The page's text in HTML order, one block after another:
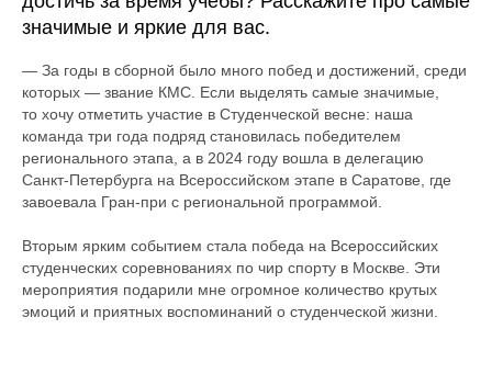
значимые и яркие для вас.
— За годы в сборной было много побед и достижений, среди
которых — звание КМС. Если выделять самые значимые,
то хочу отметить участие в Студенческой весне: наша
команда три года подряд становилась победителем
регионального этапа, а в 2024 году вошла в делегацию
Санкт-Петербурга на Всероссийском этапе в Саратове, где
завоевала Гран-при с региональной программой.
Вторым ярким событием стала победа на Всероссийских
студенческих соревнованиях по чир спорту в Москве. Эти
мероприятия подарили мне огромное количество крутых
эмоций и приятных воспоминаний о студенческой жизни.